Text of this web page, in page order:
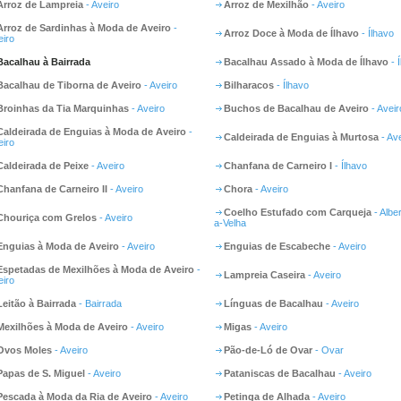
de Lampreia - Aveiro Arroz de Mexilhão - Aveiro
de Sardinhas à Moda de Aveiro -
Arroz Doce à Moda de Ílhavo - Ílhavo
à Bairrada Bacalhau Assado à Moda de Ílhavo -
de Tiborna de Aveiro - Aveiro Bilharacos - Ílhavo
da Tia Marquinhas - Aveiro Buchos de Bacalhau de Aveiro -
de Enguias à Moda de Aveiro -
Caldeirada de Enguias à Murtosa -
de Peixe - Aveiro Chanfana de Carneiro I - Ílhavo
de Carneiro II - Aveiro Chora - Aveiro
com Grelos - Aveiro Coelho Estufado com Carqueja -
a-Velha
à Moda de Aveiro - Aveiro Enguias de Escabeche - Aveiro
de Mexilhões à Moda de Aveiro -
Lampreia Caseira - Aveiro
à Bairrada - Bairrada Línguas de Bacalhau - Aveiro
à Moda de Aveiro - Aveiro Migas - Aveiro
Moles - Aveiro Pão-de-Ló de Ovar - Ovar
de S. Miguel - Aveiro Pataniscas de Bacalhau - Aveiro
à Moda da Ria de Aveiro - Aveiro Petinga de Alhada - Aveiro